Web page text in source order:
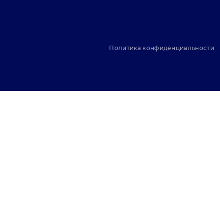
Политика конфиденциальности